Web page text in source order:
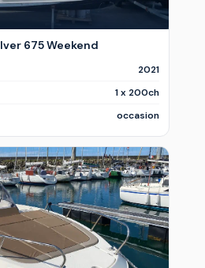
675 Weekend
2021
1 x 200ch
occasion